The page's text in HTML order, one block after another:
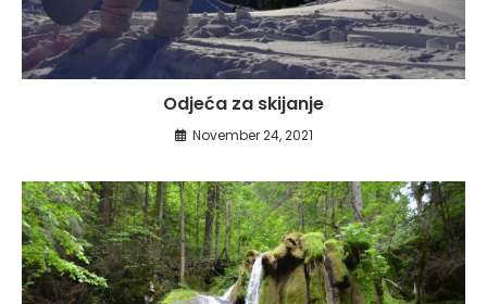
Odjeća za skijanje
November 24, 2021